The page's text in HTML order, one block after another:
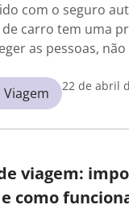
com o seguro
carro tem uma
as pessoas, não
22 de abril
viagem:
como